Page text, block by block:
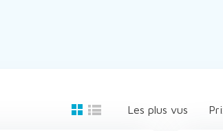
Les plus vus